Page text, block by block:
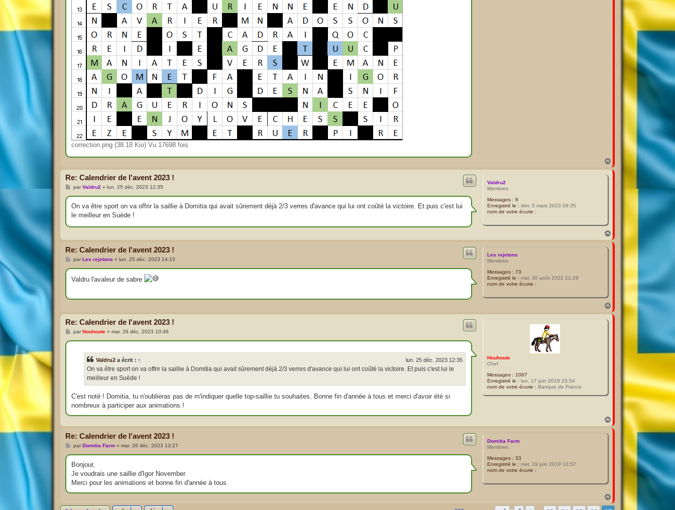
correction.png (38.18 Kio) Vu 17698 fois
a
u
Valdru2
Membres
Messages : 8
Enregistré le : dim. 5 mars 2023 09:35
nom de votre écurie :
Re: Calendrier de l'avent 2023 !
M
s
s
g
parValdru2 » lun. 25 déc. 2023 12:35
On va être sport on va offrir la saillie à Domitia qui avait sûrement déjà 2/3 verres d'avance qui lui ont coûté la victoire. Et puis c'est lui
le meilleur en Suède !
a
u
Les rejetons
Membres
Messages : 73
Enregistré le : mar. 30 août 2022 21:29
nom de votre écurie :
Re: Calendrier de l'avent 2023 !
M
s
s
a
par Les rejetons » lun. 25 déc. 2023 14:15
Valdru l'avaleur de sabre
a
u
Houhoute
Chef
Messages : 1067
Enregistré le : lun. 17 juin 2019 23:54
nom de votre écurie : Banque de France
Re: Calendrier de l'avent 2023 !
M
s
parHouhoute» mar. 26 déc. 2023 10:46
Valdru2 a écrit : ↑ lun. 25 déc. 2023 12:35
On va être sport on va offrir la saillie à Domitia qui avait sûrement déjà 2/3 verres d'avance qui lui ont coûté la victoire. Et puis c'est lui le
meilleur en Suède !
C'est noté ! Domitia, tu n'oublieras pas de m'indiquer quelle top-saillie tu souhaites. Bonne fin d'année à tous et merci d'avoir été si
nombreux à participer aux animations !
a
u
Domitia Farm
Membres
Messages : 33
Enregistré le : mer. 19 juin 2019 10:57
nom de votre écurie :
Re: Calendrier de l'avent 2023 !
M
s
s
g
e
par Domitia Farm» mar. 26 déc. 2023 13:27
Bonjour,
Je voudrais une saillie d'Igor November.
Merci pour les animations et bonne fin d'année à tous.
a